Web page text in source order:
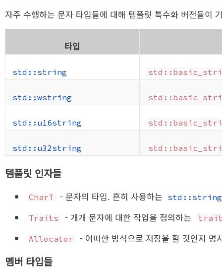
자주 수행하는 문자 타입들에 대해 템플릿 특수화 버전들이
타입
std::string
std::wstring
std::u16string
std::u32string
템플릿 인자들
CharT - 문자의 타입. 흔히 사용하는 std::string
Traits - 개개 문자에 대한 작업을 정의하는
Allocator - 어떠한 방식으로 저장을 할 것인지 명
멤버 타입들